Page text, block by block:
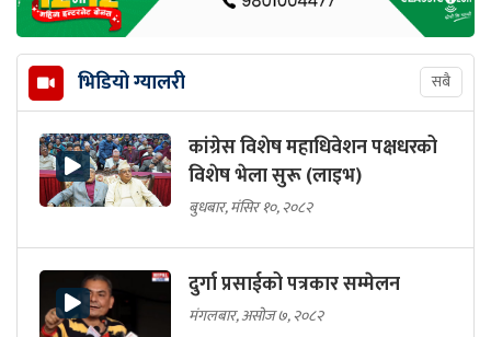
भिडियो ग्यालरी सबै
कांग्रेस विशेष महाधिवेशन पक्षधरको
विशेष भेला सुरू (लाइभ)
बुधबार, मंसिर १०, २०८२
दुर्गा प्रसाईको पत्रकार सम्मेलन
मंगलबार, असोज ७, २०८२